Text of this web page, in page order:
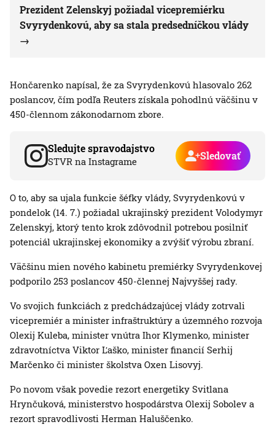
Prezident Zelenskyj požiadal vicepremiérku
Svyrydenkovú, aby sa stala predsedníčkou vlády
Hončarenko napísal, že za Svyrydenkovú hlasovalo 262
poslancov, čím podľa Reuters získala pohodlnú väčšinu v
450-člennom zákonodarnom zbore.
Sledujte spravodajstvo
STVR na Instagrame Sledovať
O to, aby sa ujala funkcie šéfky vlády, Svyrydenkovú v
pondelok (14. 7.) požiadal ukrajinský prezident Volodymyr
Zelenskyj, ktorý tento krok zdôvodnil potrebou posilniť
potenciál ukrajinskej ekonomiky a zvýšiť výrobu zbraní.
Väčšinu mien nového kabinetu premiérky Svyrydenkovej
podporilo 253 poslancov 450-člennej Najvyššej rady.
Vo svojich funkciách z predchádzajúcej vlády zotrvali
vicepremiér a minister infraštruktúry a územného rozvoja
Olexij Kuleba, minister vnútra Ihor Klymenko, minister
zdravotníctva Viktor Ľaško, minister financií Serhij
Marčenko či minister školstva Oxen Lisovyj.
Po novom však povedie rezort energetiky Svitlana
Hrynčuková, ministerstvo hospodárstva Olexij Sobolev a
rezort spravodlivosti Herman Haluščenko.